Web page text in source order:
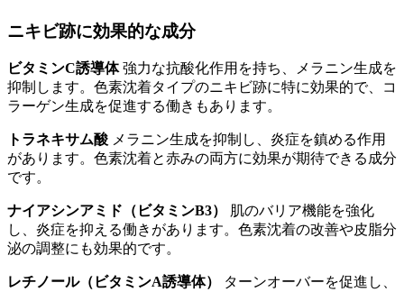
ニキビ跡に効果的な成分
ビタミンC誘導体強力な抗酸化作用を持ち、メラニン生成を
抑制します。色素沈着タイプのニキビ跡に特に効果的で、コ
ラーゲン生成を促進する働きもあります。
トラネキサム酸 メラニン生成を抑制し、炎症を鎮める作用
があります。色素沈着と赤みの両方に効果が期待できる成分
です。
ナイアシンアミド（ビタミンB3）
肌のバリア機能を強化
し、炎症を抑える働きがあります。色素沈着の改善や皮脂分
泌の調整にも効果的です。
レチノール（ビタミンA誘導体）
ターンオーバーを促進し、